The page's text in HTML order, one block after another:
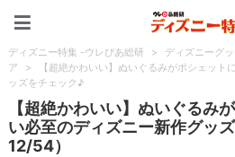
ディズニー特集 -ウレぴあ総研 > ディズニーグ
ア
>
【超絶かわいい】ぬいぐるみがポシェッ
ッズをチェック♪
【超絶かわいい】ぬいぐるみ
い必至のディズニー新作グッ
12/54）